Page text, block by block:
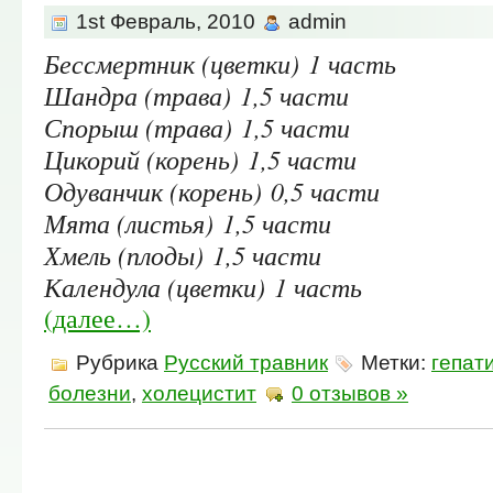
1st Февраль, 2010 admin
Бессмертник (цветки) 1 часть
Шандра (трава) 1,5 части
Спорыш (трава) 1,5 части
Цикорий (корень) 1,5 части
Одуванчик (корень) 0,5 части
Мята (листья) 1,5 части
Хмель (плоды) 1,5 части
Календула (цветки) 1 часть
(далее…)
Рубрика Русский травник Метки:
болезни, холецистит 0 отзывов »